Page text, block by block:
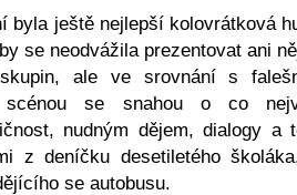
byla ještě nejlepší kolovrátková
se neodvážila prezentovat ani
ale ve srovnání s
scénou se snahou o co
nudným dějem, dialogy a
z deníčku desetiletého
se autobusu.